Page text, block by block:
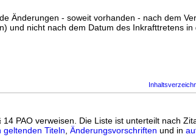
Änderungen - soweit vorhanden - nach dem
und nicht nach dem Datum des Inkrafttretens
PAO verweisen. Die Liste ist unterteilt nach
geltenden Titeln Änderungsvorschriften und in